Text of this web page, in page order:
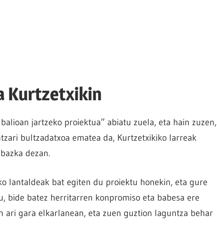
Kurtzetxikin
jartzeko proiektua” abiatu zuela, eta hain zuzen,
bultzadatxoa ematea da, Kurtzetxikiko larreak
dezan.
lantaldeak bat egiten du proiektu honekin, eta gure
bide batez herritarren konpromiso eta babesa ere
gara elkarlanean, eta zuen guztion laguntza behar